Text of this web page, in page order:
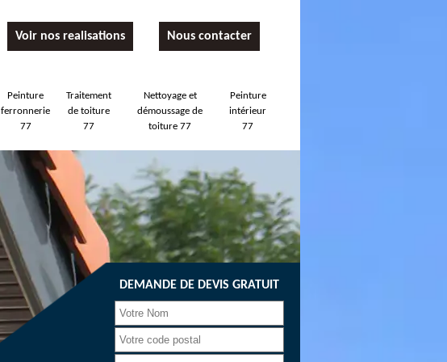
Voir nos realisations Nous contacter
Peinture
ferronnerie
77
Traitement
de toiture
77
Nettoyage et
démoussage de
toiture 77
Peinture
intérieur
77
DEMANDE DE DEVIS GRATUIT